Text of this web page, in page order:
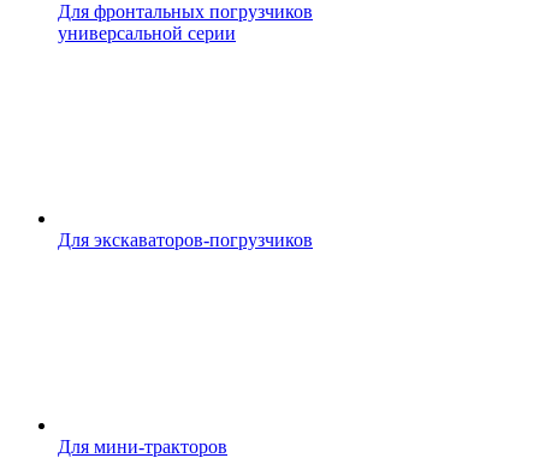
Для фронтальных погрузчиков
универсальной серии
Для экскаваторов-погрузчиков
Для мини-тракторов